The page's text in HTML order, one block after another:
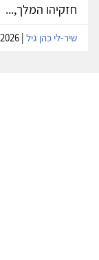
חזקיהו המלך,...
שיר-לי כהן גיל